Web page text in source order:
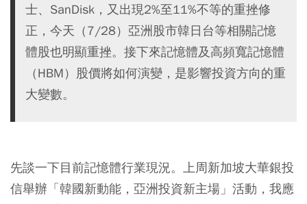
士、SanDisk，又出現2%至11%不等的重挫修
正，今天（7/28）亞洲股市韓日台等相關記憶
體股也明顯重挫。接下來記憶體及高頻寬記憶體
（HBM）股價將如何演變，是影響投資方向的重
大變數。
先談一下目前記憶體行業現況。上周新加坡大華銀投
信舉辦「韓國新動能，亞洲投資新主場」活動，我應